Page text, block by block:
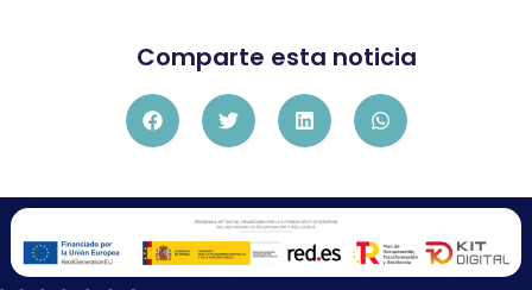
Comparte esta noticia